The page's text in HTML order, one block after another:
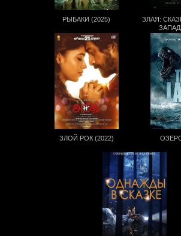
РЫБАКИ (2025)
ЗЛАЯ:
ЗЛОЙ РОК (2022)